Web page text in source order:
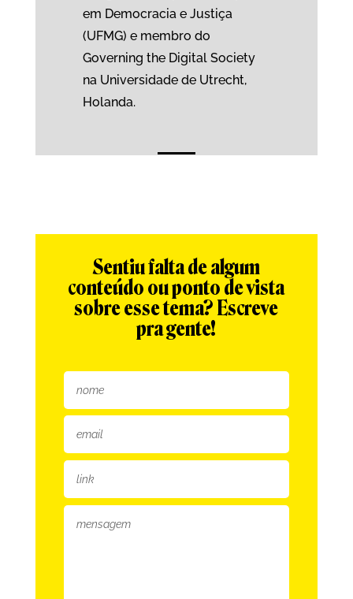
em Democracia e Justiça
(UFMG) e membro do
Governing the Digital Society
na Universidade de Utrecht,
Holanda.
Sentiu falta de algum
conteúdo ou ponto de vista
sobre esse tema? Escreve
pra gente!